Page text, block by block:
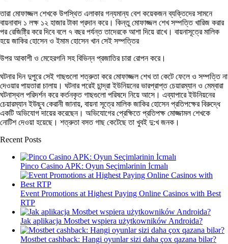
তারা মোফাজ্জল শেখকে উপস্থিত এলাকার গন্যমান্য বেশ কয়েকজন ব্যক্তিদের সামনে
বায়নাবাদ ১ লক্ষ ১২ হাজার টাকা প্রদান করে। কিন্তু মোফাজ্জল শেখ সম্পত্তি খারিজ করার
পর রেজিষ্ট্রি করে দিবে বলে ৭ বছর পর্যন্ত তাদেরকে আশা দিয়ে রাখে। বায়নাসূত্রে মালিক
হয়ে জাকির হোসেন ও ইমাম হোসেন খান সেই সম্পত্তির
উপর আকাশী ও মেহেরগনি সহ বিভিন্ন প্রজাতির চারা রোপন করে।
ঘটনার দিন দুপুরে সেই গাছগুলো শত্রুতা করে মোফাজ্জল শেখ তা কেটে ফেলে ও সম্পত্তি না
দেওয়ার পায়তারা চালায়। ঘটনার পরেই চান্দ্রা ইউনিয়নের ভারপ্রাপ্ত চেয়ারম্যান ও মেম্বারা
ঘটনাস্থল পরিদর্শন করে কর্তনকৃত গাছগুলো পরিষদে নিয়ে আসে। এব্যাপারে ইউনিয়নের
চেয়ারম্যান ইউছুব কেরানী জানায়, বায়না সূত্রে মালিক জাকির হোসেন প্রতিপক্ষের বিরুদ্ধে
একটি অভিযোগ দায়ের করেছেন। অভিযোগের প্রেক্ষিতে প্রতিপক্ষ মোজ্জামল শেখকে
নোটিশ দেওয়া হয়েছে। শত্রুতা বসত গাছ কেটেছে তা খুবই দু:খ জনক।
Recent Posts
Pinco Casino APK: Oyun Seçimlərinin İcmalı
Event Promotions at Highest Paying Online Casinos with Best
RTP
Jak aplikacja Mostbet wspiera użytkowników Androida?
Mostbet cashback: Hangi oyunlar sizi daha çox qazana bilər?